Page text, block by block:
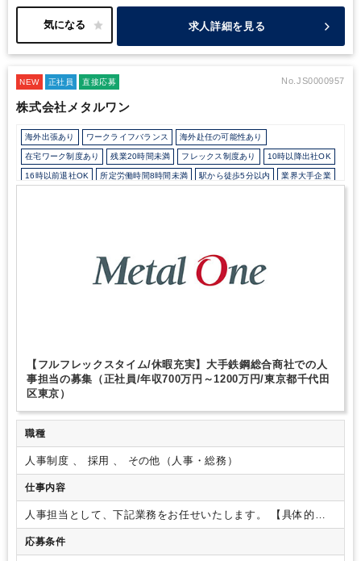
る環境です。皆さん落ち着いており穏やかな雰囲気です。
理・給与計算担当として業務をお任せします。
求人詳細を見る
NEW 正社員 直接応募 No.JS0000957
株式会社メタルワン
海外出張あり ワークライフバランス 海外赴任の可能性あり
在宅ワーク制度あり 残業20時間未満 フレックス制度あり 10時以降出社OK
16時以前退社OK 所定労働時間8時間未満 駅から徒歩5分以内 業界大手企業
【フルフレックスタイム/休暇充実】大手鉄鋼総合商社での人
事担当の募集（正社員/年収700万円～1200万円/東京都千代田
区東京）
職種
人事制度 、 採用 、 その他（人事・総務）
仕事内容
人事担当として、下記業務をお任せいたします。
【具体的な
業務内容】①社員の採用・配置転換②人事諸制度、人事施策
の企画・立案・運用
応募条件